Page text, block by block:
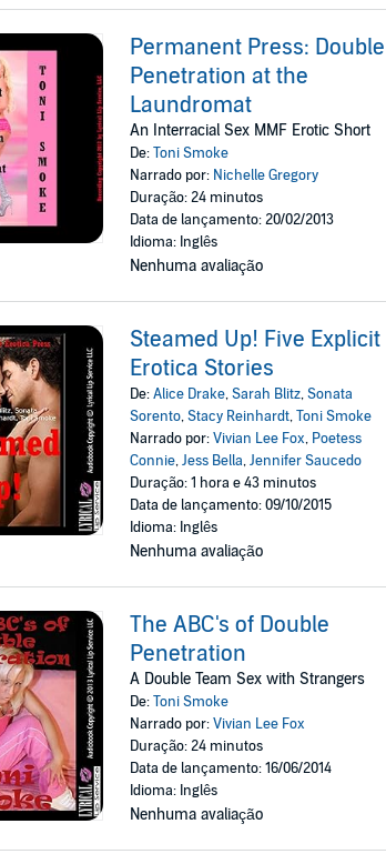
Permanent Press: Double
Penetration at the
Laundromat
An Interracial Sex MMF Erotic Short
De:Toni Smoke
Narrado por: Nichelle Gregory
Duração: 24 minutos
Data de lançamento: 20/02/2013
Idioma: Inglês
Nenhuma avaliação
Steamed Up! Five Explicit
Erotica Stories
De:Alice Drake,Sarah Blitz,Sonata
Sorento,Stacy Reinhardt,Toni Smoke
Narrado por:Vivian Lee Fox, Poetess
Connie,Jess Bella,Jennifer Saucedo
Duração: 1 hora e 43 minutos
Data de lançamento: 09/10/2015
Idioma: Inglês
Nenhuma avaliação
The ABC's of Double
Penetration
A Double Team Sex with Strangers
De:Toni Smoke
Narrado por:Vivian Lee Fox
Duração: 24 minutos
Data de lançamento: 16/06/2014
Idioma: Inglês
Nenhuma avaliação